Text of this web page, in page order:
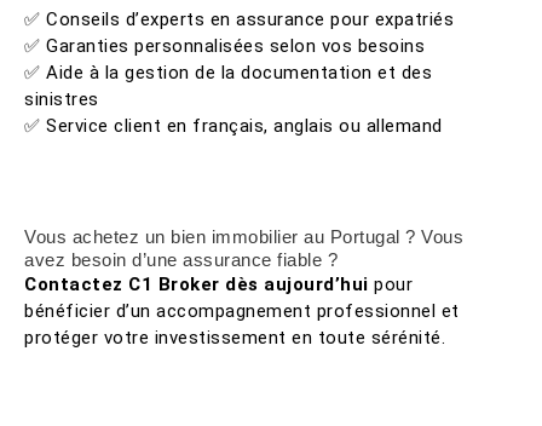
✅ Conseils d’experts en assurance pour expatriés
✅ Garanties personnalisées selon vos besoins
✅ Aide à la gestion de la documentation et des
sinistres
✅ Service client en français, anglais ou allemand
Vous achetez un bien immobilier au Portugal ? Vous
avez besoin d’une assurance fiable ?
Contactez C1 Broker dès aujourd’hui pour
bénéficier d’un accompagnement professionnel et
protéger votre investissement en toute sérénité.